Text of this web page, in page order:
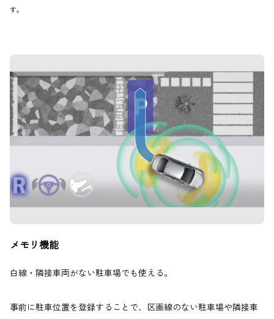
す。
メモリ機能
白線・隣接車両がない駐車場でも使える。
事前に駐車位置を登録することで、区画線のない駐車場や隣接車